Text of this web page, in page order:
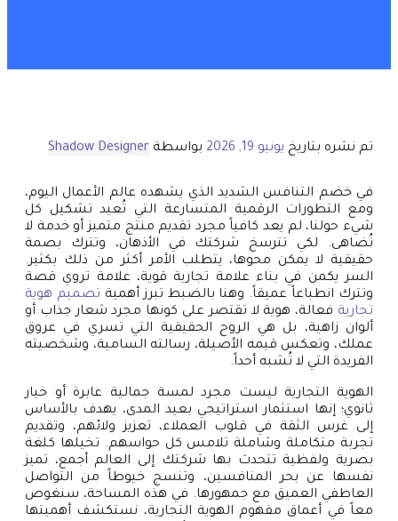
تم نشره بتاريخ يونيو 19, 2026 بواسطة Shadow Designer
في خضم التنافس الشديد الذي يشهده عالم الأعمال اليوم،
ومع التطورات الرقمية المتسارعة التي تُعيد تشكيل كل
شيء حولنا، لم يعد كافياً مجرد تقديم منتج متميز أو خدمة لا
تُضاهى. لكي تترسخ شركتك في الأذهان، وتترك بصمة
حقيقية لا يمكن محوها، يتطلب الأمر أكثر من ذلك بكثير.
السر يكمن في بناء علامة تجارية قوية، علامة تروي قصة
وتترك انطباعاً عميقاً. وهنا بالضبط تبرز أهمية تصميم هوية
تجارية فعالة، هوية لا تقتصر على كونها مجرد شعار جذاب أو
ألوان زاهية، بل هي الروح الحقيقية التي تسري في عروق
عملك، وتعكس قيمه الأصيلة، رسالته السامية، وشخصيته
الفريدة التي لا تُشبه أحداً.
الهوية التجارية ليست مجرد لمسة جمالية عابرة أو خيار
ثانوي؛ إنها استثمار استراتيجي بعيد المدى، يهدف بالأساس
إلى غرس الثقة في قلوب العملاء، تعزيز ولائهم، وتقديم
تجربة متكاملة وشاملة تلامس كل حواسهم. تخيلها كلغة
بصرية ولفظية تتحدث بها شركتك إلى العالم أجمع، تميز
نفسها عن بحر المنافسين، وتنسج خيوطاً من التواصل
العاطفي العميق مع جمهورها. في هذه المساحة، سنغوص
معاً في أعماق مفهوم الهوية التجارية، نستكشف أهميتها